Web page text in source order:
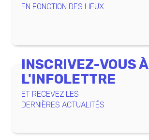
EN FONCTION DES LIEUX
INSCRIVEZ-VOUS À
L'INFOLETTRE
ET RECEVEZ LES
DERNIÈRES ACTUALITÉS